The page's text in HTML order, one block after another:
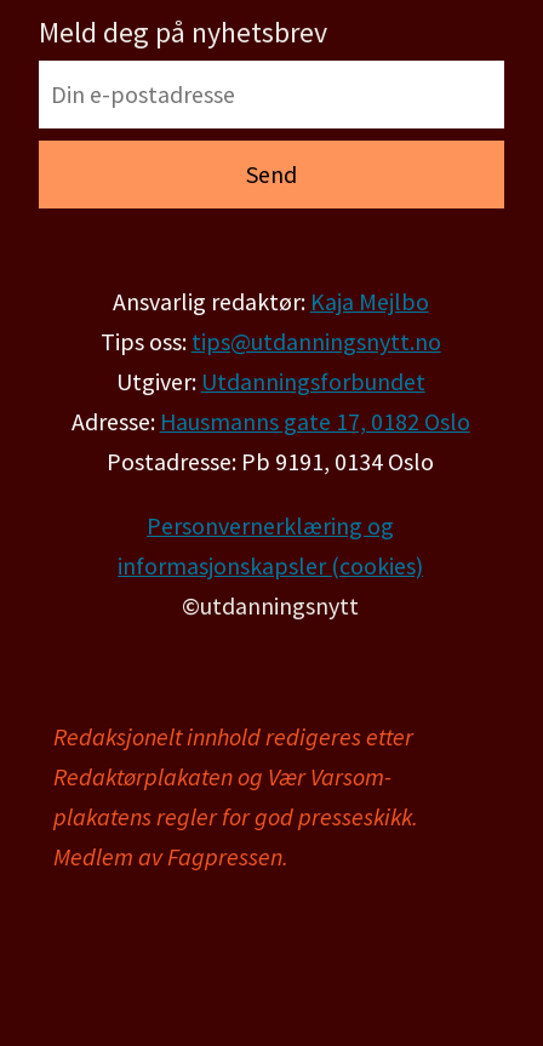
Meld deg på nyhetsbrev
Ansvarlig redaktør: Kaja Mejlbo
Tips oss: tips@utdanningsnytt.no
Utgiver: Utdanningsforbundet
Adresse: Hausmanns gate 17, 0182 Oslo
Postadresse: Pb 9191, 0134 Oslo
Personvernerklæring og
informasjonskapsler (cookies)
©utdanningsnytt
Redaksjonelt innhold redigeres etter
Redaktørplakaten og Vær Varsom-
plakatens regler for god presseskikk.
Medlem av Fagpressen.